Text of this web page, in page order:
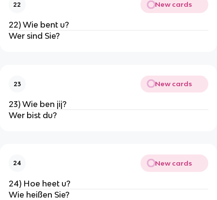
22 New cards
22) Wie bent u?
Wer sind Sie?
23 New cards
23) Wie ben jij?
Wer bist du?
24 New cards
24) Hoe heet u?
Wie heißen Sie?